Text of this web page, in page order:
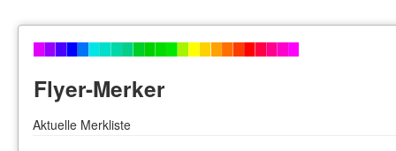
Flyer-Merker
Aktuelle Merkliste